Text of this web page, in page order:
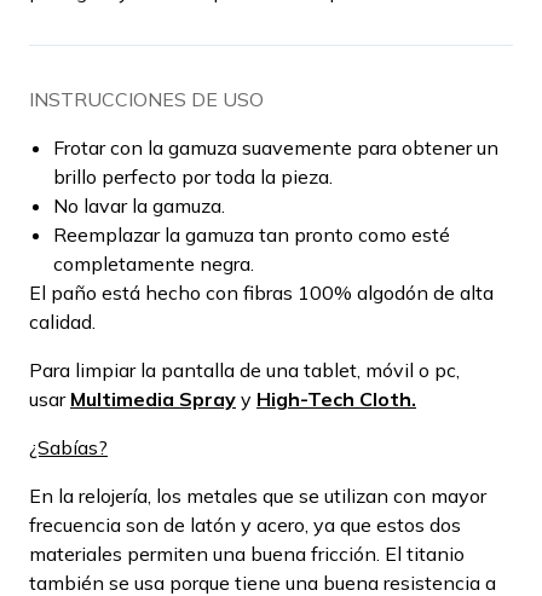
INSTRUCCIONES DE USO
Frotar con la gamuza suavemente para obtener un
brillo perfecto por toda la pieza.
No lavar la gamuza.
Reemplazar la gamuza tan pronto como esté
completamente negra.
El paño está hecho con fibras 100% algodón de alta
calidad.
Para limpiar la pantalla de una tablet, móvil o pc,
usar Multimedia Spray y High-Tech Cloth.
¿Sabías?
En la relojería, los metales que se utilizan con mayor
frecuencia son de latón y acero, ya que estos dos
materiales permiten una buena fricción. El titanio
también se usa porque tiene una buena resistencia a